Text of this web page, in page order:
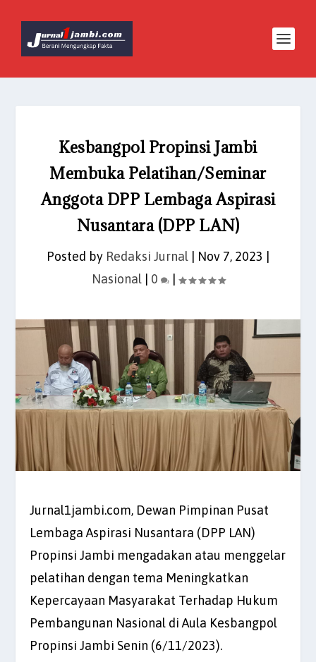
Kesbangpol Propinsi Jambi
Membuka Pelatihan/Seminar
Anggota DPP Lembaga Aspirasi
Nusantara (DPP LAN)
Posted by Redaksi Jurnal Nov 7, 2023
Nasional| 0 |
Jurnal1jambi.com, Dewan Pimpinan Pusat
Lembaga Aspirasi Nusantara (DPP LAN)
Propinsi Jambi mengadakan atau menggelar
pelatihan dengan tema Meningkatkan
Kepercayaan Masyarakat Terhadap Hukum
Pembangunan Nasional di Aula Kesbangpol
Propinsi Jambi Senin (6/11/2023).